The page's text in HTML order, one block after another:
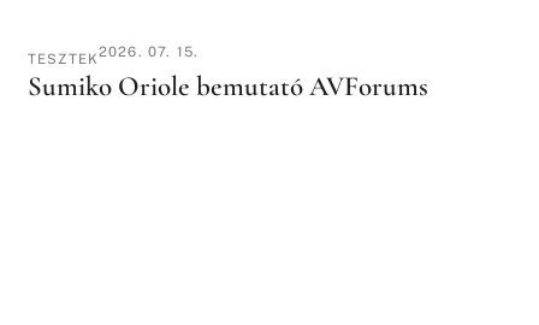
TESZTEK2026. 07. 15.
Sumiko Oriole bemutató AVForums